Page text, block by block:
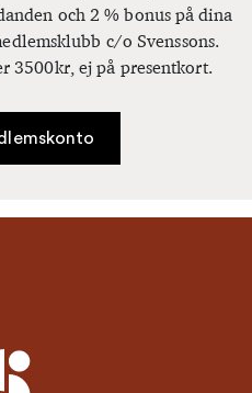
och 2 % bonus på dina
c/o Svenssons.
3500kr, ej på presentkort.